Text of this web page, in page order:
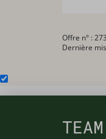
Offre n° :
Dernière